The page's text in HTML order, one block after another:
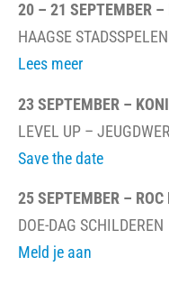
20 – 21 SEPTEMBER –
HAAGSE STADSSPELEN
Lees meer
23 SEPTEMBER –
LEVEL UP –
Save the date
25 SEPTEMBER –
DOE-DAG SCHILDEREN
Meld je aan